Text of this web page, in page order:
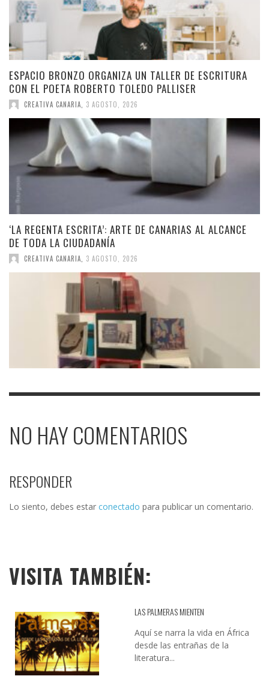
ESPACIO BRONZO ORGANIZA UN TALLER DE ESCRITURA
CON EL POETA ROBERTO TOLEDO PALLISER
CREATIVA CANARIA 3 AGOSTO, 2026
‘LA REGENTA ESCRITA’: ARTE DE CANARIAS AL ALCANCE
DE TODA LA CIUDADANÍA
CREATIVA CANARIA 3 AGOSTO, 2026
NO HAY COMENTARIOS
RESPONDER
Lo siento, debes estar conectado para publicar un comentario.
VISITA TAMBIÉN:
LAS PALMERAS MIENTEN
Aquí se narra la vida en África
desde las entrañas de la
literatura...